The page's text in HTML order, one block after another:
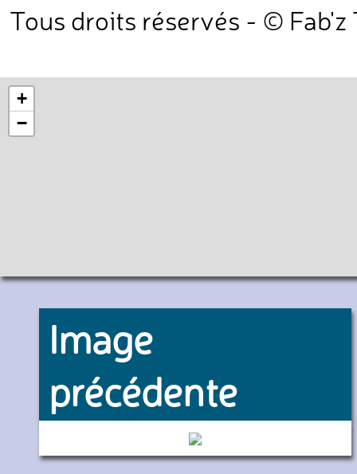
Tous droits réservés - © Fab'z
+
−
Image
précédente
Pas de numéro (M.M.